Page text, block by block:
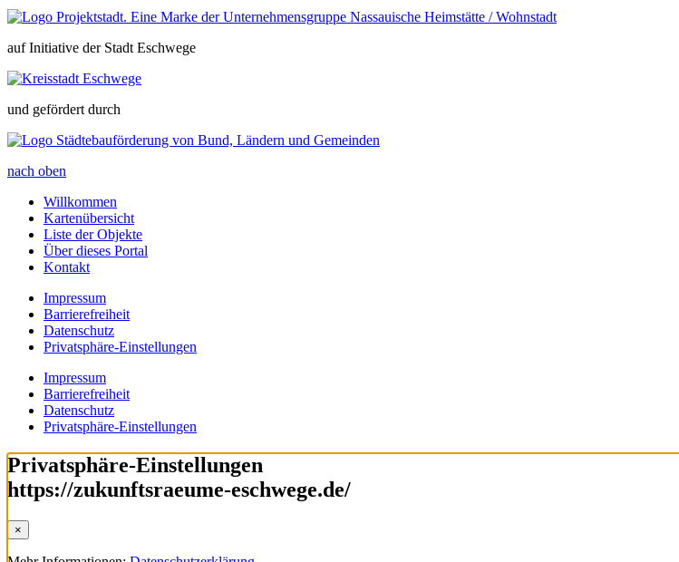
auf Initiative der Stadt Eschwege
und gefördert durch
nach oben
Willkommen
Kartenübersicht
Liste der Objekte
Über dieses Portal
Kontakt
Impressum
Barrierefreiheit
Datenschutz
Privatsphäre-Einstellungen
Impressum
Barrierefreiheit
Datenschutz
Privatsphäre-Einstellungen
Privatsphäre-Einstellungen
https://zukunftsraeume-eschwege.de/
×